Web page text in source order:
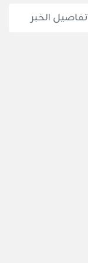
تفاصيل الخبر